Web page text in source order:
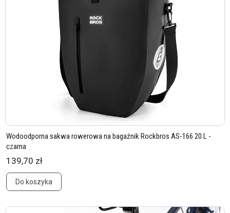
Wodoodporna sakwa rowerowa na bagażnik Rockbros AS-166 20 L -
czarna
139,70 zł
Do koszyka